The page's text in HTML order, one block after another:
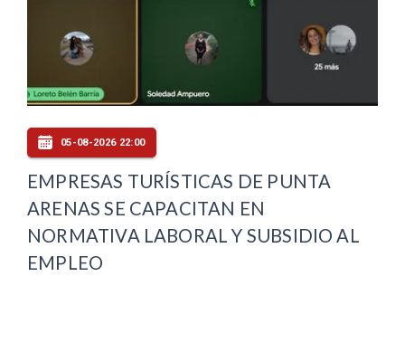
05-08-2026 22:00
EMPRESAS TURÍSTICAS DE PUNTA
ARENAS SE CAPACITAN EN
NORMATIVA LABORAL Y SUBSIDIO AL
EMPLEO